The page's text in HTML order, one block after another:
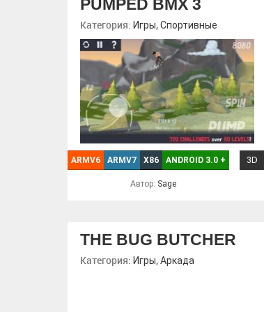
PUMPED BMX 3
Категория: Игры,Спортивные
ARMV6 ARMV7 X86 ANDROID 3.0 + 3D
Автор: Sage
THE BUG BUTCHER
Категория: Игры,Аркада